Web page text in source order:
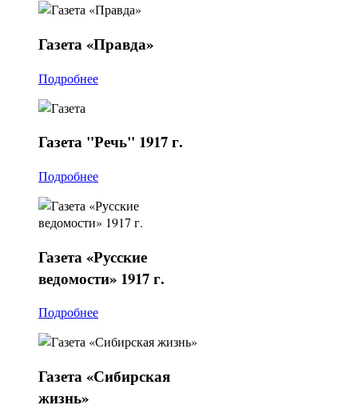
Газета«Правда»
Подробнее
Газета "Речь" 1917 г.
Подробнее
Газета«Русские
ведомости» 1917 г.
Подробнее
Газета«Сибирская
жизнь»